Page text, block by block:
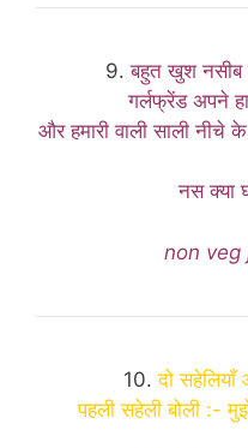
9.बहुत खुश नसीब
गर्लफ्रेंड अपने
और हमारी वाली साली
नस क्या
non veg
10.दो
पहली सहेली बोली :-